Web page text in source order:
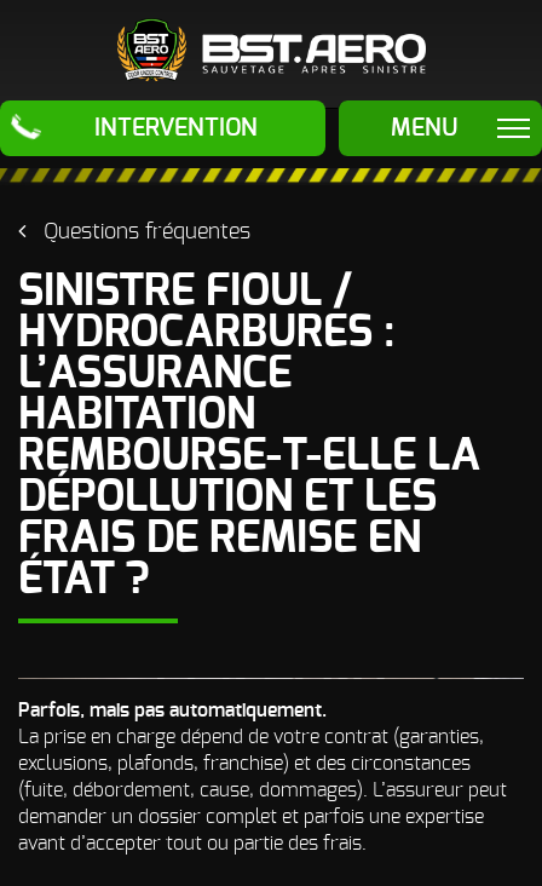
INTERVENTION MENU
ÉLIMINATION
Hydrocarbures
Odeur de
Cadavre
- Odeur Post
mortem
Odeur de Rats
- Odeur
Odeur de
Renfermé
Odeur de
Restauration -
NUISIBLES
Anti-Insectes
LE PROCEDE
LES MACHINES
FAQ
QUI SOMMES-
Questions fréquentes
SINISTRE FIOUL /
HYDROCARBURES :
L’ASSURANCE
HABITATION
REMBOURSE-T-ELLE LA
DÉPOLLUTION ET LES
FRAIS DE REMISE EN
ÉTAT ?
Parfois, mais pas automatiquement.
La prise en charge dépend de votre contrat (garanties,
exclusions, plafonds, franchise) et des circonstances
(fuite, débordement, cause, dommages). L’assureur peut
demander un dossier complet et parfois une expertise
avant d’accepter tout ou partie des frais.